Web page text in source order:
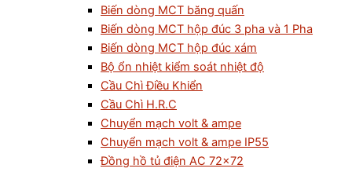
Biến dòng MCT băng quấn
Biến dòng MCT hộp đúc 3 pha và 1 Pha
Biến dòng MCT hộp đúc xám
Bộ ổn nhiệt kiểm soát nhiệt độ
Cầu Chì Điều Khiển
Cầu Chì H.R.C
Chuyển mạch volt & ampe
Chuyển mạch volt & ampe IP55
Đồng hồ tủ điện AC 72×72